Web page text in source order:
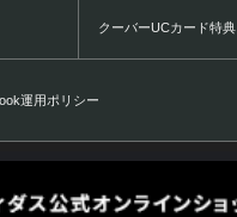
クーバーUCカード特典
運用ポリシー
2016 All Rights Reserved.